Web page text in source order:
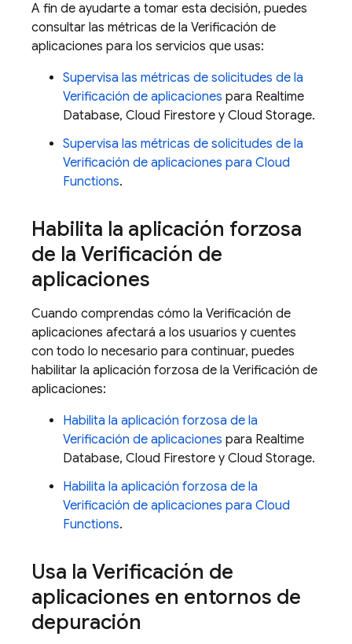
A fin de ayudarte a tomar esta decisión, puedes
consultar las métricas de la Verificación de
aplicaciones para los servicios que usas:
Supervisa las métricas de solicitudes de la
Verificación de aplicaciones para Realtime
Database, Cloud Firestore y Cloud Storage.
Supervisa las métricas de solicitudes de la
Verificación de aplicaciones para Cloud
Functions.
Habilita la aplicación forzosa
de la Verificación de
aplicaciones
Cuando comprendas cómo la Verificación de
aplicaciones afectará a los usuarios y cuentes
con todo lo necesario para continuar, puedes
habilitar la aplicación forzosa de la Verificación de
aplicaciones:
Habilita la aplicación forzosa de la
Verificación de aplicaciones para Realtime
Database, Cloud Firestore y Cloud Storage.
Habilita la aplicación forzosa de la
Verificación de aplicaciones para Cloud
Functions.
Usa la Verificación de
aplicaciones en entornos de
depuración